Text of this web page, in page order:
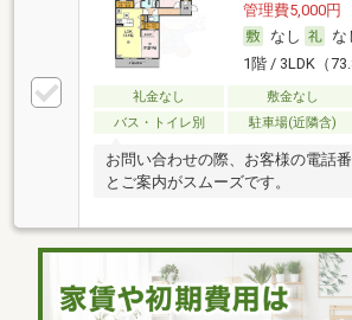
管理費5,000円
なし
な
1階 / 3LDK（
礼金なし 敷金なし
バス・トイレ別
駐車場(近隣含)
お問い合わせの際、お客様の電話
とご案内がスムーズです。